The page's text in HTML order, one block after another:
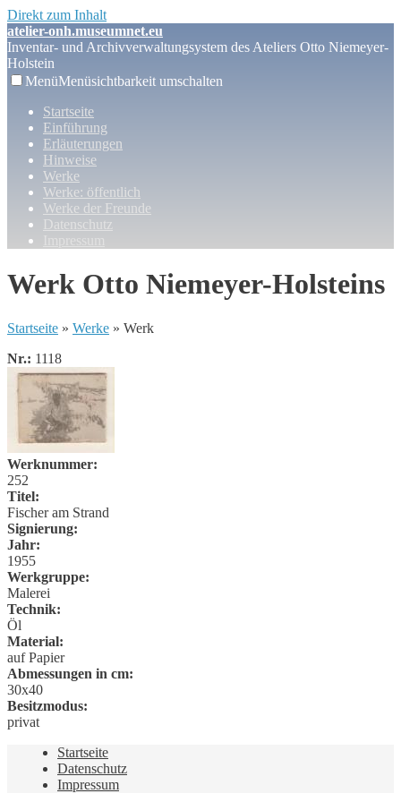
Direkt zum Inhalt
atelier-onh.museumnet.eu
Inventar- und Archivverwaltungsystem des Ateliers Otto Niemeyer-
Holstein
MenüMenüsichtbarkeit umschalten
Startseite
Einführung
Erläuterungen
Hinweise
Werke
Werke: öffentlich
Werke der Freunde
Datenschutz
Impressum
Werk Otto Niemeyer-Holsteins
Startseite » Werke » Werk
Nr.: 1118
Werknummer:
252
Titel:
Fischer am Strand
Signierung:
Jahr:
1955
Werkgruppe:
Malerei
Technik:
Öl
Material:
auf Papier
Abmessungen in cm:
30x40
Besitzmodus:
privat
Startseite
Datenschutz
Impressum